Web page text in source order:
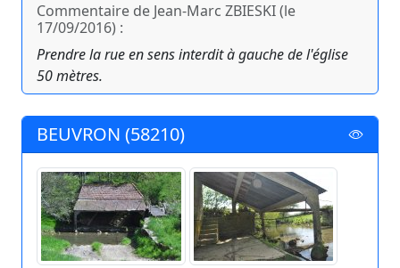
Commentaire de Jean-Marc ZBIESKI (le
17/09/2016) :
Prendre la rue en sens interdit à gauche de l'église
50 mètres.
BEUVRON (58210)